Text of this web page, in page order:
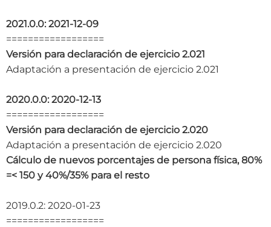
2021.0.0: 2021-12-09
==================
Versión para declaración de ejercicio 2.021
Adaptación a presentación de ejercicio 2.021
2020.0.0: 2020-12-13
==================
Versión para declaración de ejercicio 2.020
Adaptación a presentación de ejercicio 2.020
Cálculo de nuevos porcentajes de persona física, 80%
=< 150 y 40%/35% para el resto
2019.0.2: 2020-01-23
==================